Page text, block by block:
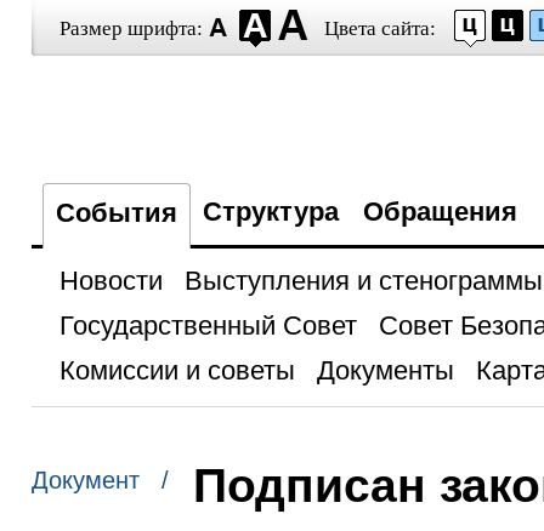
Размер шрифта: Цвета сайта:
События Структура Обращения
Новости
Выступления и стенограммы
Государственный Совет
Совет
Комиссии и советы
Документы
Документ /
Подписан